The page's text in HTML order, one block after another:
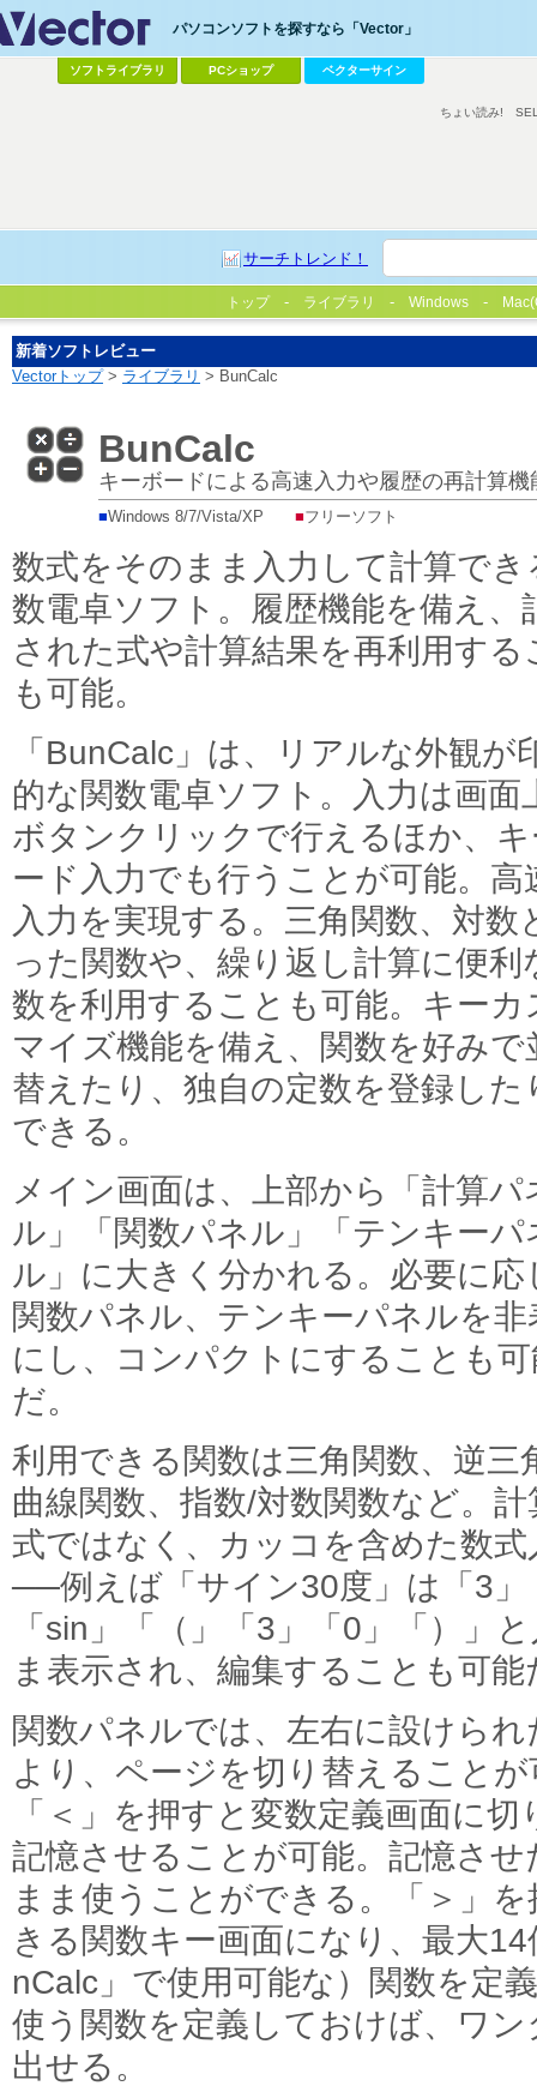
パソコンソフトを探すなら「Vector」
ソフトライブラリ PCショップ ベクターサイン
サーチトレンド！
ちょい読み!
トップ ライブラリ Windows
新着ソフトレビュー
Vectorトップ> ライブラリ > BunCalc
BunCalc
キーボードによる高速入力や履歴の再計算
■Windows 8/7/Vista/XP ■フリーソフト
数式をそのまま入力して計算でき
数電卓ソフト。履歴機能を備え、
された式や計算結果を再利用する
も可能。
「BunCalc」は、リアルな外観が
的な関数電卓ソフト。入力は画面
ボタンクリックで行えるほか、
ード入力でも行うことが可能。高
入力を実現する。三角関数、対数
った関数や、繰り返し計算に便利
数を利用することも可能。キーカ
マイズ機能を備え、関数を好みで
替えたり、独自の定数を登録した
できる。
メイン画面は、上部から「計算パ
ル」「関数パネル」「テンキーパ
ル」に大きく分かれる。必要に応
関数パネル、テンキーパネルを非
にし、コンパクトにすることも
だ。
利用できる関数は三角関数、逆三
曲線関数、指数/対数関数など。
式ではなく、カッコを含めた数
──例えば「サイン30度」は「3
「sin」「（」「3」「0」「）」
ま表示され、編集することも可能
関数パネルでは、左右に設けら
より、ページを切り替えること
「＜」を押すと変数定義画面に
記憶させることが可能。記憶さ
まま使うことができる。「＞」
きる関数キー画面になり、最大
nCalc」で使用可能な）関数を定
使う関数を定義しておけば、ワ
出せる。